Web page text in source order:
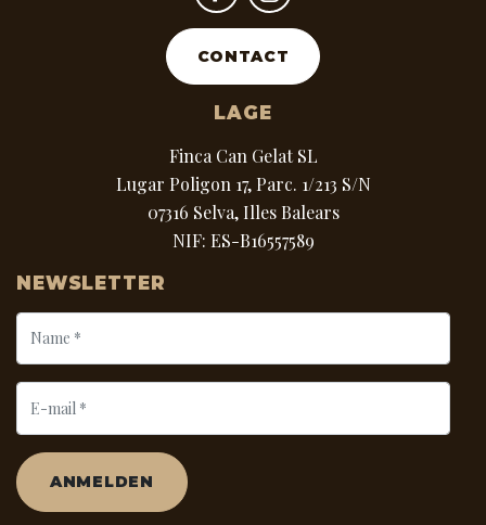
CONTACT
LAGE
Finca Can Gelat SL
Lugar Poligon 17, Parc. 1/213 S/N
07316 Selva, Illes Balears
NIF: ES-B16557589
NEWSLETTER
ANMELDEN